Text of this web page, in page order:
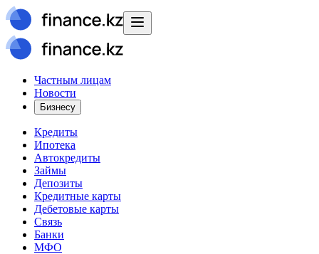
Частным лицам
Новости
Бизнесу
Кредиты
Ипотека
Автокредиты
Займы
Депозиты
Кредитные карты
Дебетовые карты
Связь
Банки
МФО